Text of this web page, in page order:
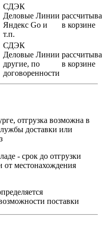
СДЭК
Деловые Линии
Яндекс Go и
т.п.
в корзине
СДЭК
Деловые Линии
другие, по
договоренности
в корзине
отгрузка возможна в
доставки или
- срок до отгрузки
от местонахождения
поставки